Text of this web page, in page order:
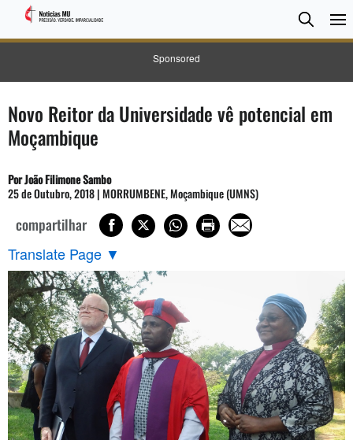
Sponsored
Search
Novo Reitor da Universidade vê potencial em
Moçambique
Por João Filimone Sambo
25 de Outubro, 2018 | MORRUMBENE, Moçambique (UMNS)
compartilhar
Translate Page ▼